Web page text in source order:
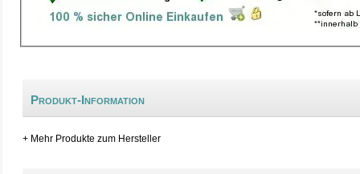
Produkt-Information
+ Mehr Produkte zum Hersteller